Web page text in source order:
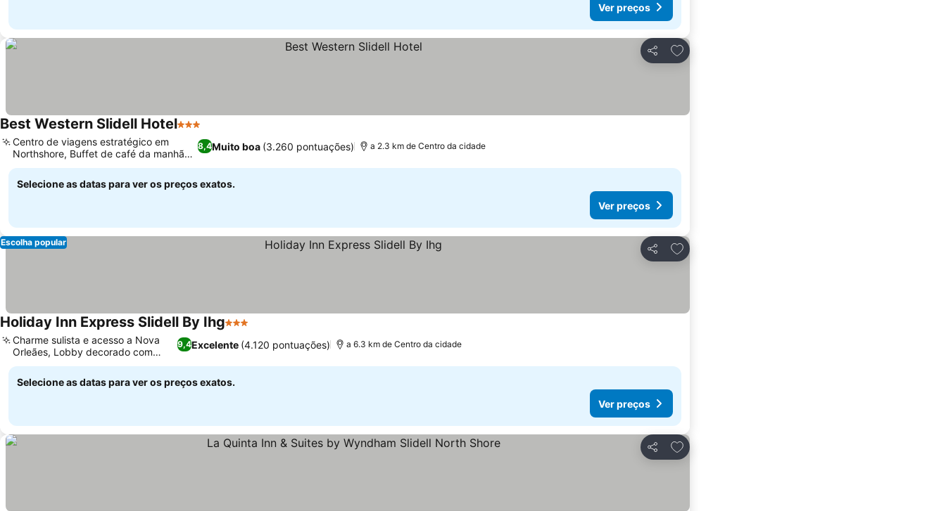
Ver preços
Partilhar
Adicionar aos favoritos
Best Western Slidell Hotel3 Estrelas
8,4Muito boa (3.260 pontuações)
Centro de viagens estratégico em
Northshore, Buffet de café da manhã
quente diário
a 2.3 km de Centro da cidade
Selecione as datas para ver os preços exatos.
Ver preços
Partilhar
Adicionar aos favoritos
Escolha popular
Holiday Inn Express Slidell By Ihg3 Estrelas
9,4Excelente (4.120 pontuações)
Charme sulista e acesso a Nova
Orleães, Lobby decorado com
carinho
a 6.3 km de Centro da cidade
Selecione as datas para ver os preços exatos.
Ver preços
Partilhar
Adicionar aos favoritos